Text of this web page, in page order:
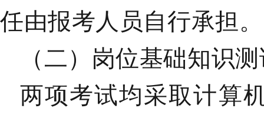
任由报考人员自行承担。
（二）岗位基础知识
两项考试均采取计算